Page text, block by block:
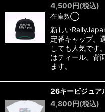
4,500円(税込)
在庫数◯
新しい
定番キャップ。
しても人気です
はティール。背
ます。
26キービジュア
4,800円(税込)